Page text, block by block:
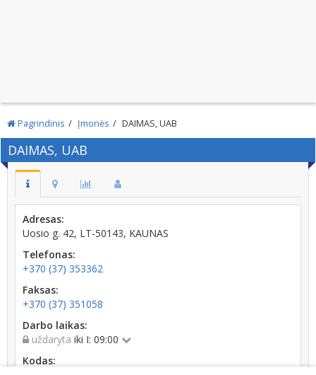
Pagrindinis Įmonės DAIMAS, UAB
DAIMAS, UAB
Adresas:
Uosio g. 42, LT-50143, KAUNAS
Telefonas:
+370 (37) 353362
Faksas:
+370 (37) 351058
Darbo laikas:
uždaryta iki I: 09:00
Kodas: